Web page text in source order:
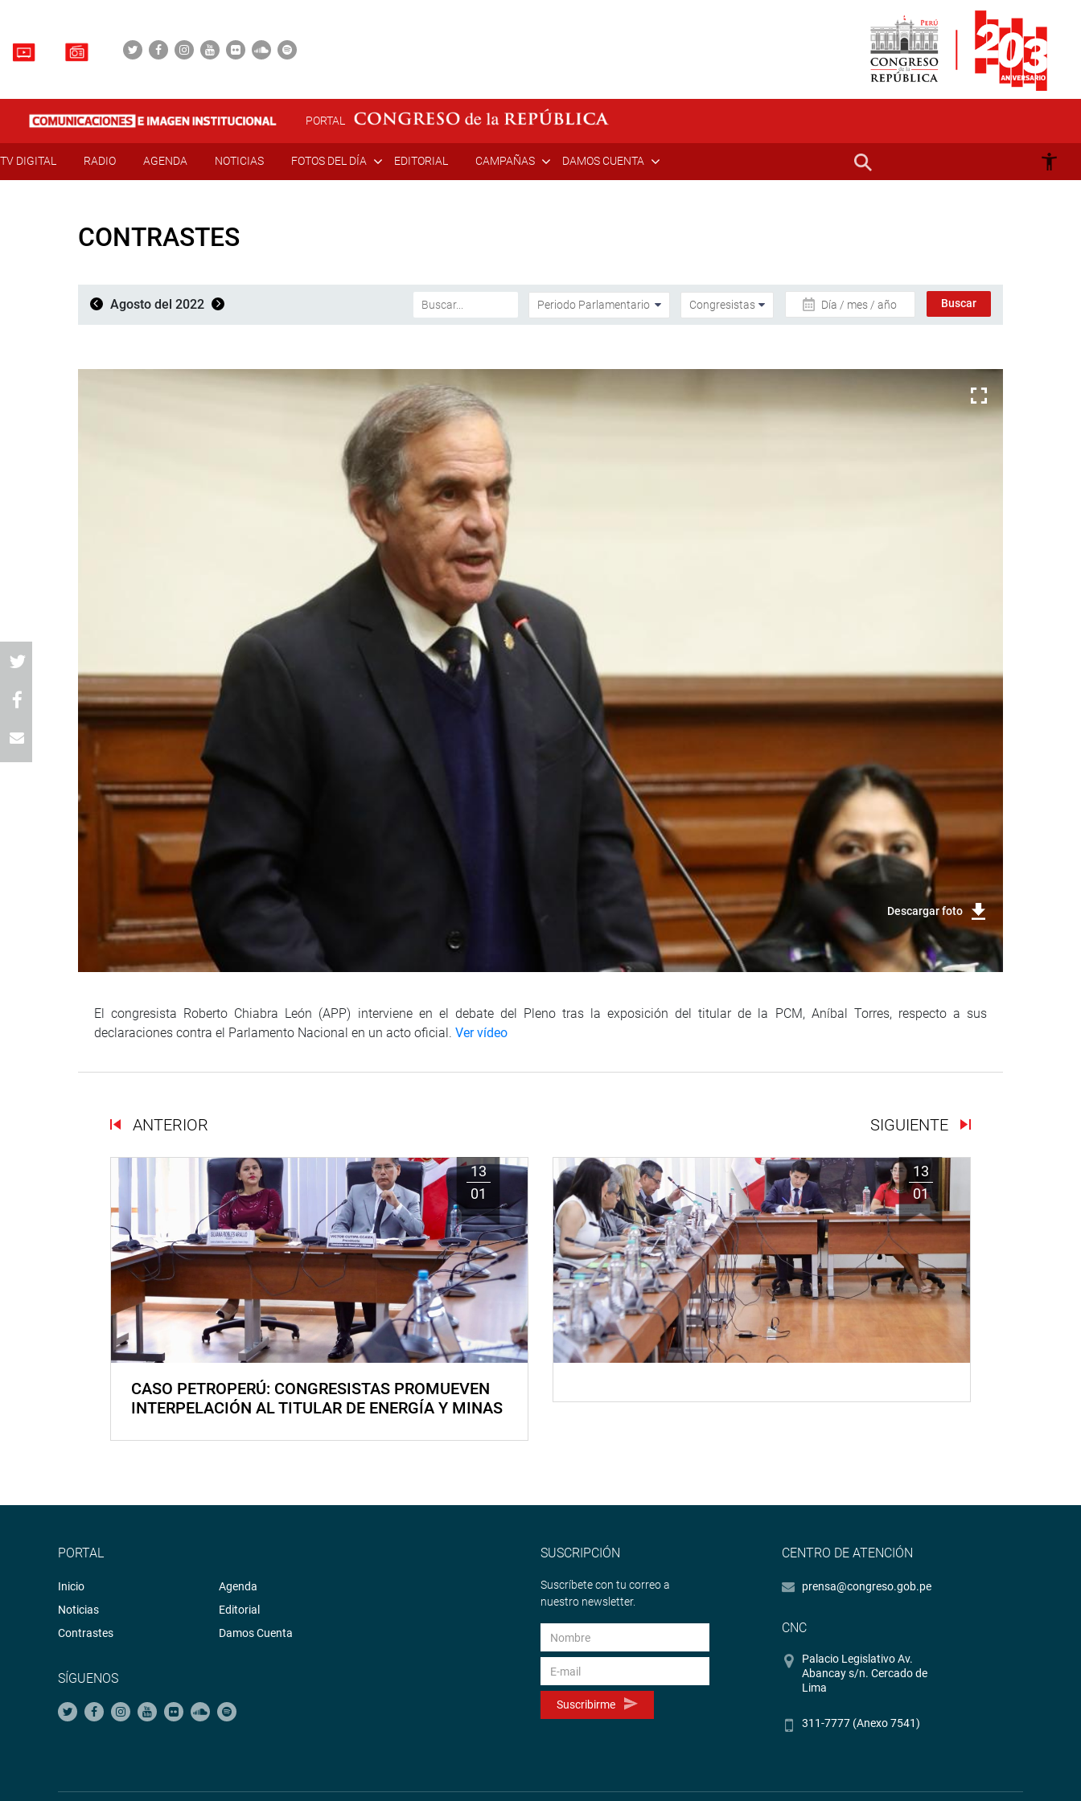
PORTAL
TV DIGITAL RADIO AGENDA NOTICIAS FOTOS DEL DÍA EDITORIAL CAMPAÑAS DAMOS CUENTA
CONTRASTES
Agosto del 2022 Día / mes / año
Descargar foto
El congresista Roberto Chiabra León (APP) interviene en el debate del Pleno tras la exposición del titular de la PCM, Aníbal Torres, respecto a sus
declaraciones contra el Parlamento Nacional en un acto oficial. Ver vídeo
ANTERIOR SIGUIENTE
13
01
CASO PETROPERÚ: CONGRESISTAS PROMUEVEN
INTERPELACIÓN AL TITULAR DE ENERGÍA Y MINAS
13
01
PORTAL
Inicio
Noticias
Contrastes
Agenda
Editorial
Damos Cuenta
SÍGUENOS
SUSCRIPCIÓN
Suscríbete con tu correo a
nuestro newsletter.
Suscribirme
CENTRO DE ATENCIÓN
prensa@congreso.gob.pe
CNC
Palacio Legislativo Av.
Abancay s/n. Cercado de
Lima
311-7777 (Anexo 7541)